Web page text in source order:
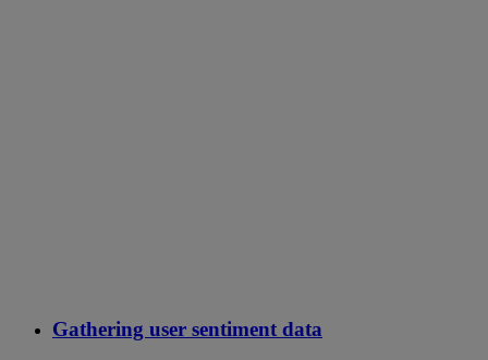
Gathering user sentiment data